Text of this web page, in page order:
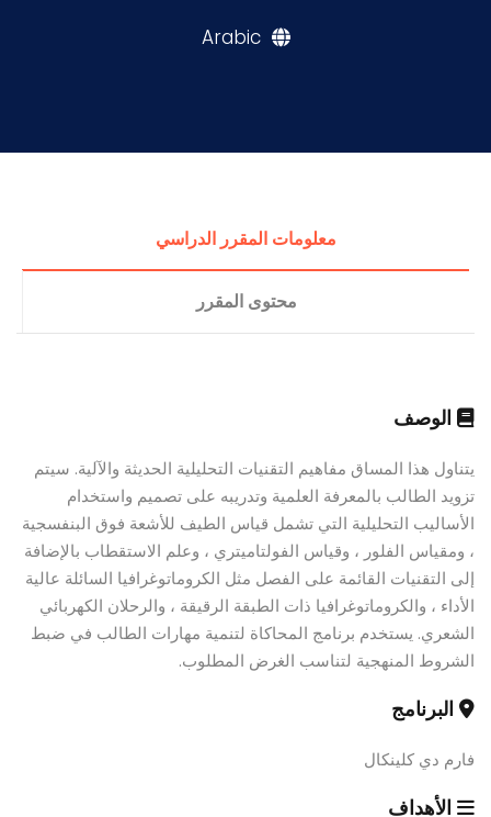
Arabic
معلومات المقرر الدراسي
محتوى المقرر
الوصف
يتناول هذا المساق مفاهيم التقنيات التحليلية الحديثة والآلية. سيتم
تزويد الطالب بالمعرفة العلمية وتدريبه على تصميم واستخدام
الأساليب التحليلية التي تشمل قياس الطيف للأشعة فوق البنفسجية
، ومقياس الفلور ، وقياس الفولتاميتري ، وعلم الاستقطاب بالإضافة
إلى التقنيات القائمة على الفصل مثل الكروماتوغرافيا السائلة عالية
الأداء ، والكروماتوغرافيا ذات الطبقة الرقيقة ، والرحلان الكهربائي
الشعري. يستخدم برنامج المحاكاة لتنمية مهارات الطالب في ضبط
الشروط المنهجية لتناسب الغرض المطلوب.
البرنامج
فارم دي كلينكال
الأهداف